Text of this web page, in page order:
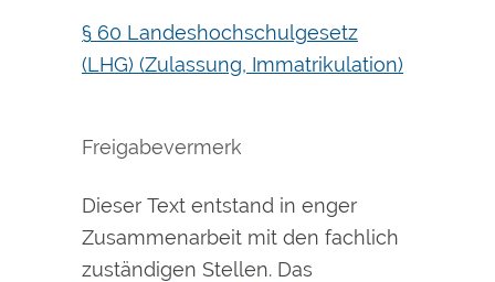
§ 60 Landeshochschulgesetz
(LHG) (Zulassung, Immatrikulation)
Freigabevermerk
Dieser Text entstand in enger
Zusammenarbeit mit den fachlich
zuständigen Stellen. Das